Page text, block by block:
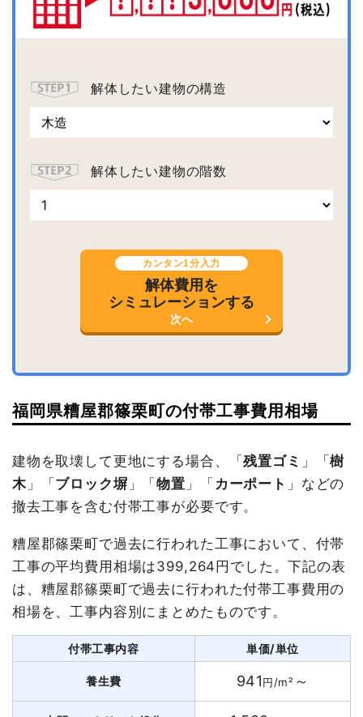
解体したい建物の構造
解体したい建物の階数
カンタン1分入力
解体費用を
シミュレーションする
次へ
福岡県糟屋郡篠栗町の付帯工事費用相場
建物を取壊して更地にする場合、「残置ゴミ 」「樹
木」「 ブロック塀 」「物置 」「 カーポート 」などの
撤去工事を含む付帯工事が必要です。
糟屋郡篠栗町で過去に行われた工事において、付帯
工事の平均費用相場は399,264円でした。下記の表
は、糟屋郡篠栗町で過去に行われた付帯工事費用の
相場を、工事内容別にまとめたものです。
付帯工事内容 単価/単位
養生費 941円/m² ～